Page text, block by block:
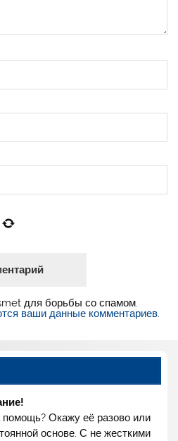
для борьбы со спамом.
ваши данные комментариев
Окажу её разово или
основе. С не жесткими